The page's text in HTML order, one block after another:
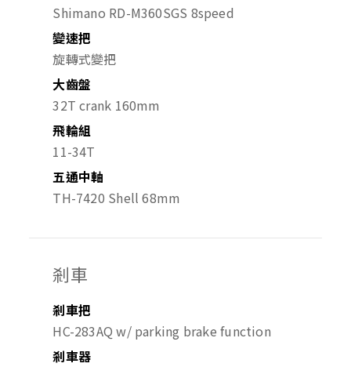
Shimano RD-M360SGS 8speed
變速把
旋轉式變把
大齒盤
32T crank 160mm
飛輪組
11-34T
五通中軸
TH-7420 Shell 68mm
剎車
剎車把
HC-283AQ w/ parking brake function
剎車器